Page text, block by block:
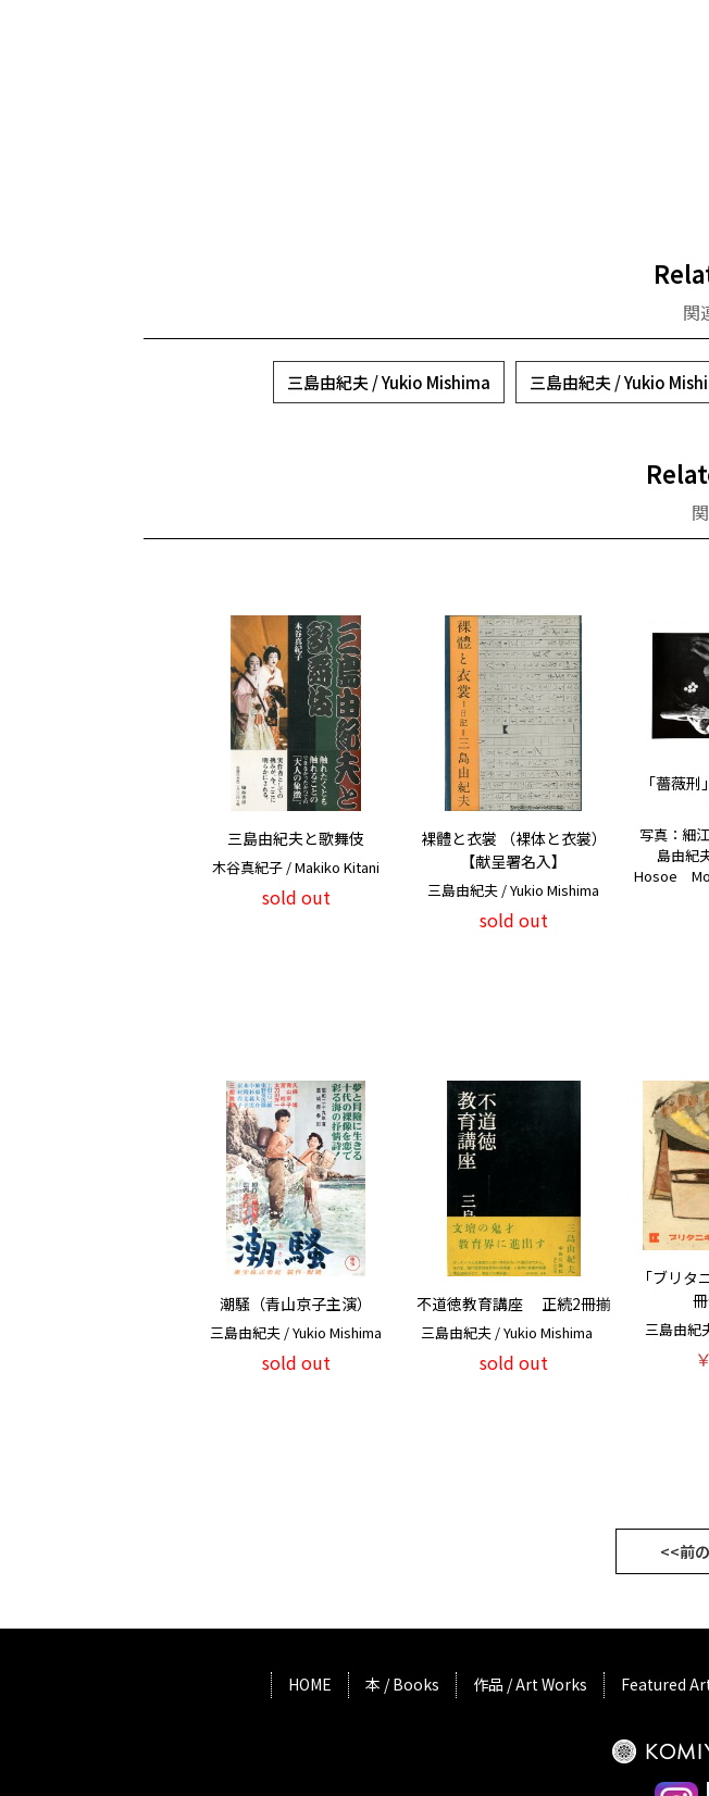
関
三島由紀夫 / Yukio Mishima 三島由紀夫 / Yukio
三島由紀夫と歌舞伎
木谷真紀子 / Makiko Kitani
sold out
裸體と衣裳 （裸体と衣裳）
【献呈署名入】
三島由紀夫 / Yukio Mishima
sold out
「薔薇
写真：細
島由紀
Hosoe
潮騒（青山京子主演）
三島由紀夫 / Yukio Mishima
sold out
不道徳教育講座 正続2冊揃
三島由紀夫 / Yukio Mishima
sold out
「ブリタ
三島由紀
<<前
HOME 本 / Books 作品 / Art Works Featured